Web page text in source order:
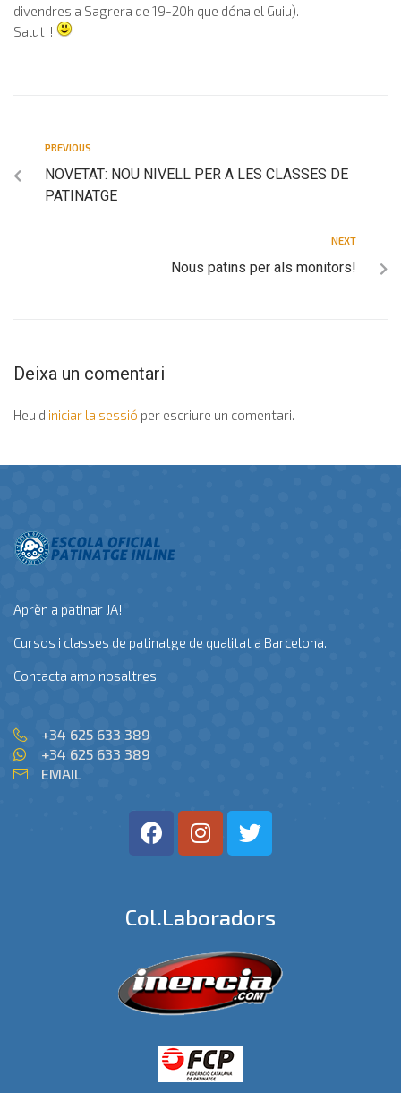
divendres a Sagrera de 19-20h que dóna el Guiu).
Salut!!
PREVIOUS
NOVETAT: NOU NIVELL PER A LES CLASSES DE
PATINATGE
NEXT
Nous patins per als monitors!
Deixa un comentari
Heu d'iniciar la sessió per escriure un comentari.
Aprèn a patinar JA!
Cursos i classes de patinatge de qualitat a Barcelona.
Contacta amb nosaltres:
+34 625 633 389
+34 625 633 389
EMAIL
Col.laboradors